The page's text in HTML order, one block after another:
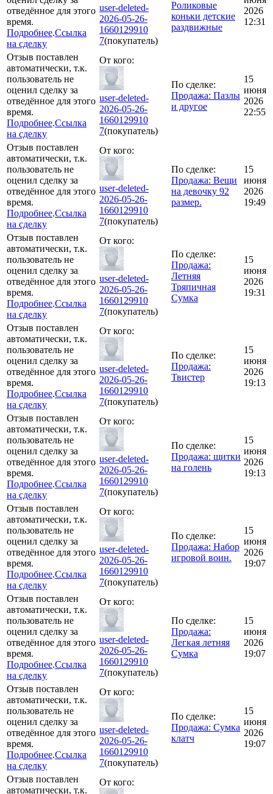
отведённое для этого
время.
Подробнее.Ссылка
на сделку
user-deleted-
2026-05-26-
1660129910
7(покупатель)
Роликовые
коньки детские
раздвижные
2026
12:31
Отзыв поставлен
автоматически, т.к.
пользователь не
оценил сделку за
отведённое для этого
время.
Подробнее.Ссылка
на сделку
От кого:
user-deleted-
2026-05-26-
1660129910
7(покупатель)
По сделке:
Продажа: Пазлы
и другое
15
июня
2026
22:55
Отзыв поставлен
автоматически, т.к.
пользователь не
оценил сделку за
отведённое для этого
время.
Подробнее.Ссылка
на сделку
От кого:
user-deleted-
2026-05-26-
1660129910
7(покупатель)
По сделке:
Продажа: Вещи
на девочку 92
размер.
15
июня
2026
19:49
Отзыв поставлен
автоматически, т.к.
пользователь не
оценил сделку за
отведённое для этого
время.
Подробнее.Ссылка
на сделку
От кого:
user-deleted-
2026-05-26-
1660129910
7(покупатель)
По сделке:
Продажа:
Летняя
Тряпичная
Сумка
15
июня
2026
19:31
Отзыв поставлен
автоматически, т.к.
пользователь не
оценил сделку за
отведённое для этого
время.
Подробнее.Ссылка
на сделку
От кого:
user-deleted-
2026-05-26-
1660129910
7(покупатель)
По сделке:
Продажа:
Твистер
15
июня
2026
19:13
Отзыв поставлен
автоматически, т.к.
пользователь не
оценил сделку за
отведённое для этого
время.
Подробнее.Ссылка
на сделку
От кого:
user-deleted-
2026-05-26-
1660129910
7(покупатель)
По сделке:
Продажа: щитки
на голень
15
июня
2026
19:13
Отзыв поставлен
автоматически, т.к.
пользователь не
оценил сделку за
отведённое для этого
время.
Подробнее.Ссылка
на сделку
От кого:
user-deleted-
2026-05-26-
1660129910
7(покупатель)
По сделке:
Продажа: Набор
игровой воин.
15
июня
2026
19:07
Отзыв поставлен
автоматически, т.к.
пользователь не
оценил сделку за
отведённое для этого
время.
Подробнее.Ссылка
на сделку
От кого:
user-deleted-
2026-05-26-
1660129910
7(покупатель)
По сделке:
Продажа:
Легкая летняя
Сумка
15
июня
2026
19:07
Отзыв поставлен
автоматически, т.к.
пользователь не
оценил сделку за
отведённое для этого
время.
Подробнее.Ссылка
на сделку
От кого:
user-deleted-
2026-05-26-
1660129910
7(покупатель)
По сделке:
Продажа: Сумка
клатч
15
июня
2026
19:07
Отзыв поставлен
автоматически, т.к.
От кого: